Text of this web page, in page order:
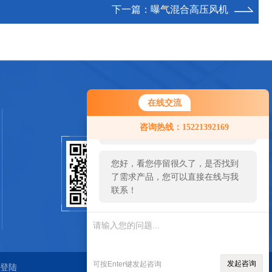
在线交流
咨询热线：15221392169
您好！欢迎前来咨询，很高兴为您
服务，请问您要咨询什么问题呢？
您好，看您停留很久了，是否找到
了需求产品，您可以直接在线与我
联系！
可按Enter键发起咨询 发起咨询
下一篇： 曝气混合高压风机
扫一扫关注我们
陆